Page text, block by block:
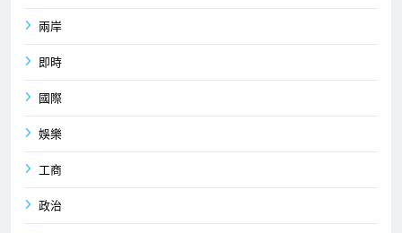
兩岸
即時
國際
娛樂
工商
政治